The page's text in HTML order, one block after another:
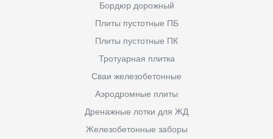
Бордюр дорожный
Плиты пустотные ПБ
Плиты пустотные ПК
Тротуарная плитка
Сваи железобетонные
Аэродромные плиты
Дренажные лотки для ЖД
Железобетонные заборы